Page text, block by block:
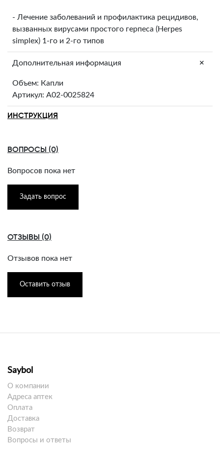
- Лечение заболеваний и профилактика рецидивов,
вызванных вирусами простого герпеса (Herpes
simplex) 1-го и 2-го типов
Дополнительная информация +
Объем: Капли
Артикул: A02-0025824
ИНСТРУКЦИЯ
ВОПРОСЫ (0)
Вопросов пока нет
Задать вопрос
ОТЗЫВЫ (0)
Отзывов пока нет
Оставить отзыв
Saybol
О компании
Адреса аптек
Оплата
Доставка
Возврат
Вопросы и ответы